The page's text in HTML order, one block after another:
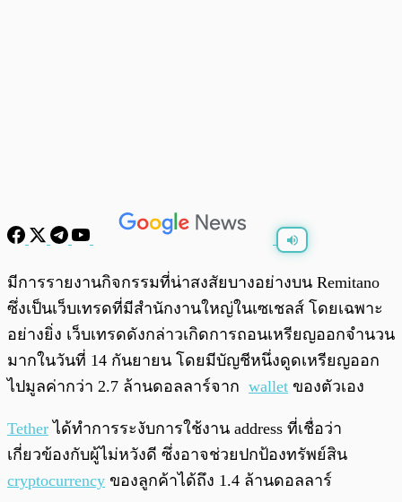
มีการรายงานกิจกรรมที่น่าสงสัยบางอย่างบน Remitano
ซึ่งเป็นเว็บเทรดที่มีสำนักงานใหญ่ในเซเชลส์ โดยเฉพาะ
อย่างยิ่ง เว็บเทรดดังกล่าวเกิดการถอนเหรียญออกจำนวน
มากในวันที่ 14 กันยายน โดยมีบัญชีหนึ่งดูดเหรียญออก
ไปมูลค่ากว่า 2.7 ล้านดอลลาร์จาก wallet ของตัวเอง
Tether ได้ทำการระงับการใช้งาน address ที่เชื่อว่า
เกี่ยวข้องกับผู้ไม่หวังดี ซึ่งอาจช่วยปกป้องทรัพย์สิน
cryptocurrency ของลูกค้าได้ถึง 1.4 ล้านดอลลาร์